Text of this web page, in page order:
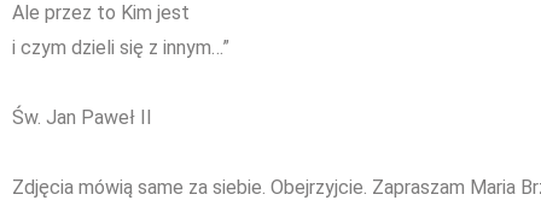
Ale przez to Kim jest
i czym dzieli się z innym…”
Św. Jan Paweł II
Zdjęcia mówią same za siebie. Obejrzyjcie. Zapraszam Maria